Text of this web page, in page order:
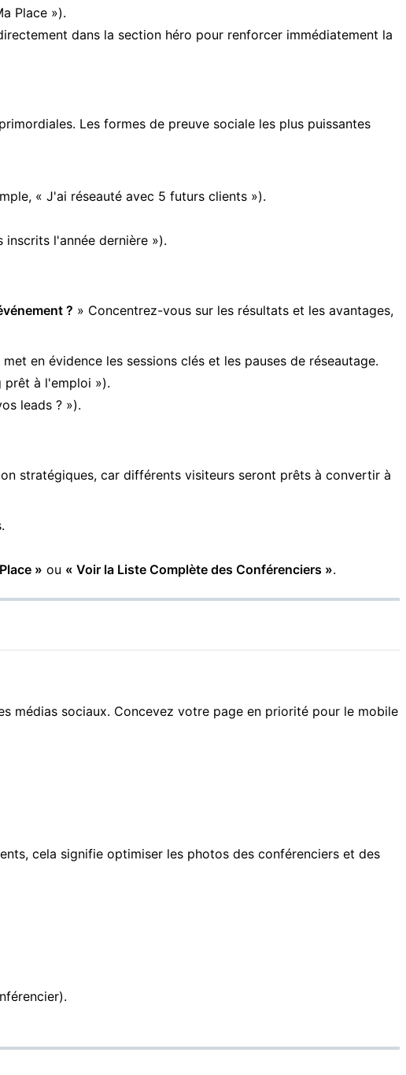
Place »).
dans la section héro pour renforcer immédiatement la
Les formes de preuve sociale les plus puissantes
« J'ai réseauté avec 5 futurs clients »).
l'année dernière »).
? » Concentrez-vous sur les résultats et les avantages,
en évidence les sessions clés et les pauses de réseautage.
prêt à l'emploi »).
leads ? »).
stratégiques, car différents visiteurs seront prêts à convertir à
» ou « Voir la Liste Complète des Conférenciers ».
médias sociaux. Concevez votre page en priorité pour le mobile
cela signifie optimiser les photos des conférenciers et des